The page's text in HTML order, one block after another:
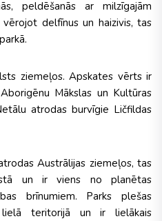
peldēšanās ar milzīgajām
delfīnus un haizivis, tas
ziemeļos. Apskates vērts ir
Mākslas un Kultūras
atrodas burvīgie Ličfildas
Austrālijas ziemeļos, tas
un ir viens no planētas
brīnumiem. Parks plešas
teritorijā un ir lielākais